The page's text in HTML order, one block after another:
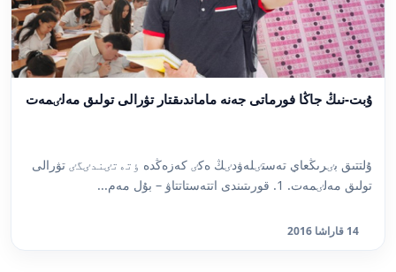
ۇبت-نىڭ جاڭا فورماتى جەنە ماماندىقتار تۋرالى تولىق مەلٸمەت
ۇلتتىق بٸرىڭعاي تەستٸلەۋدٸڭ ەكٸ كەزەڭدە ٶتەتٸندٸگٸ تۋرالى
تولىق مەلٸمەت. 1. قورىتىندى اتتەستاتتاۋ – بۇل مەم...
14 قاراشا 2016